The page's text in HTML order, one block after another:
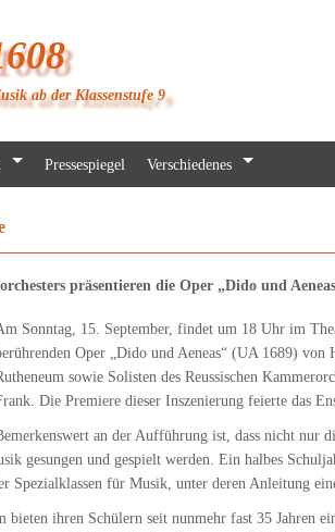
ab der Klassenstufe 9
Pressespiegel Verschiedenes
präsentieren die Oper „Dido und
Sonntag, 15. September, findet um 18 Uhr im
Oper „Dido und Aeneas“ (UA 1689)
sowie Solisten des Reussischen
Die Premiere dieser Inszenierung feierte das
an der Aufführung ist, dass nicht nur
gesungen und gespielt werden. Ein halbes
für Musik, unter deren Anleitung
ihren Schülern seit nunmehr fast 35 Jahren